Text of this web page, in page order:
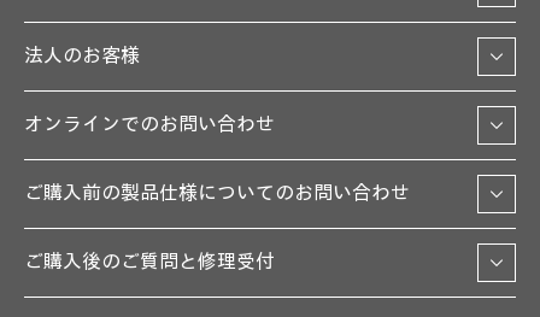
法人のお客様
オンラインでのお問い合わせ
ご購入前の製品仕様についてのお問い合わせ
ご購入後のご質問と修理受付